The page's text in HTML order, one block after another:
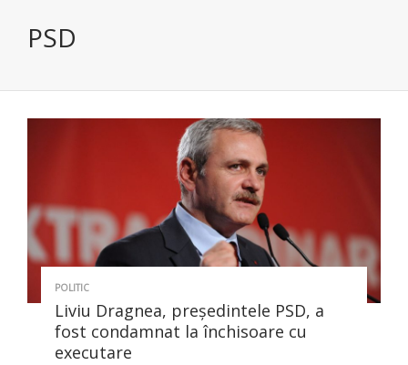
PSD
POLITIC
Liviu Dragnea, preşedintele PSD, a
fost condamnat la închisoare cu
executare